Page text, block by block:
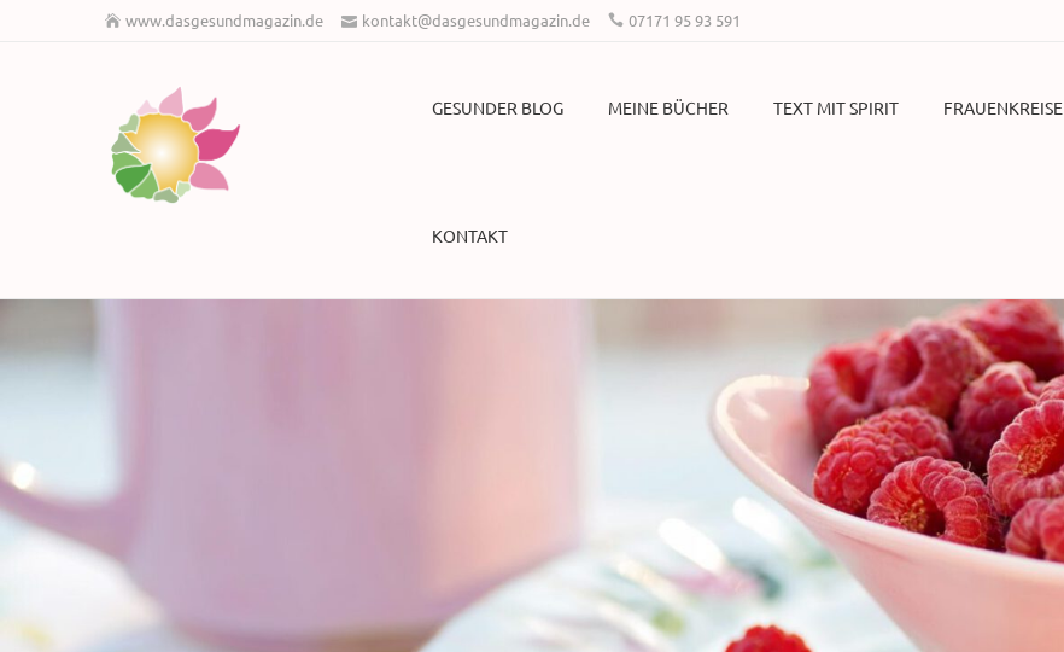
www.dasgesundmagazin.de kontakt@dasgesundmagazin.de 07171 95 93 591
GESUNDER BLOG MEINE BÜCHER TEXT MIT SPIRIT FRAUENKREISE
KONTAKT